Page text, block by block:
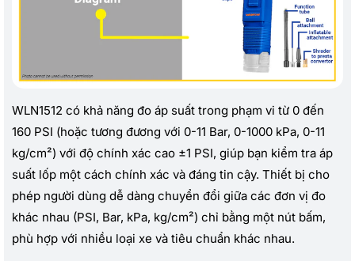
WLN1512 có khả năng đo áp suất trong phạm vi từ 0 đến
160 PSI (hoặc tương đương với 0-11 Bar, 0-1000 kPa, 0-11
kg/cm²) với độ chính xác cao ±1 PSI, giúp bạn kiểm tra áp
suất lốp một cách chính xác và đáng tin cậy. Thiết bị cho
phép người dùng dễ dàng chuyển đổi giữa các đơn vị đo
khác nhau (PSI, Bar, kPa, kg/cm²) chỉ bằng một nút bấm,
phù hợp với nhiều loại xe và tiêu chuẩn khác nhau.